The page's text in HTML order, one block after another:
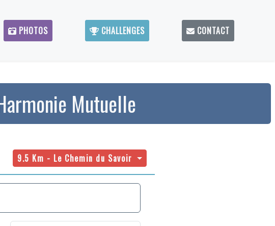
PHOTOS CHALLENGES CONTACT
Mutuelle
9.5 Km - Le Chemin du Savoir